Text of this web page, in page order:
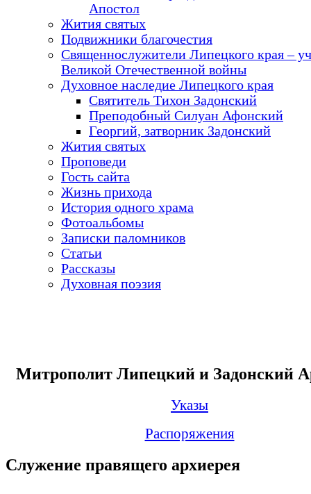
Апостол
Жития святых
Подвижники благочестия
Священнослужители Липецкого края –
Великой Отечественной войны
Духовное наследие Липецкого края
Святитель Тихон Задонский
Преподобный Силуан Афонский
Георгий, затворник Задонский
Жития святых
Проповеди
Гость сайта
Жизнь прихода
История одного храма
Фотоальбомы
Записки паломников
Статьи
Рассказы
Духовная поэзия
Митрополит Липецкий и Задонский
Указы
Распоряжения
Служение правящего архиерея